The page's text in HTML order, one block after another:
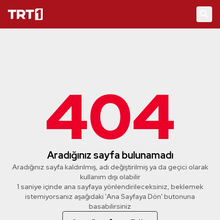
404
Aradığınız sayfa bulunamadı
Aradığınız sayfa kaldırılmış, adı değiştirilmiş ya da geçici olarak
kullanım dışı olabilir
1 saniye içinde ana sayfaya yönlendirileceksiniz, beklemek
istemiyorsanız aşağıdaki 'Ana Sayfaya Dön' butonuna
basabilirsiniz